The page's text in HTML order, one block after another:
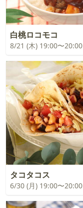
白桃ロコモコ
8/21 (木) 19:00〜20:00
タコタコス
6/30 (月) 19:00〜20:00